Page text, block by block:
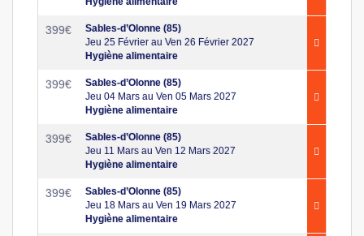
399€
Sables-d’Olonne (85)
Jeu 25 Février au Ven 26 Février 2027
Hygiène alimentaire
399€
Sables-d’Olonne (85)
Jeu 04 Mars au Ven 05 Mars 2027
Hygiène alimentaire
399€
Sables-d’Olonne (85)
Jeu 11 Mars au Ven 12 Mars 2027
Hygiène alimentaire
399€
Sables-d’Olonne (85)
Jeu 18 Mars au Ven 19 Mars 2027
Hygiène alimentaire